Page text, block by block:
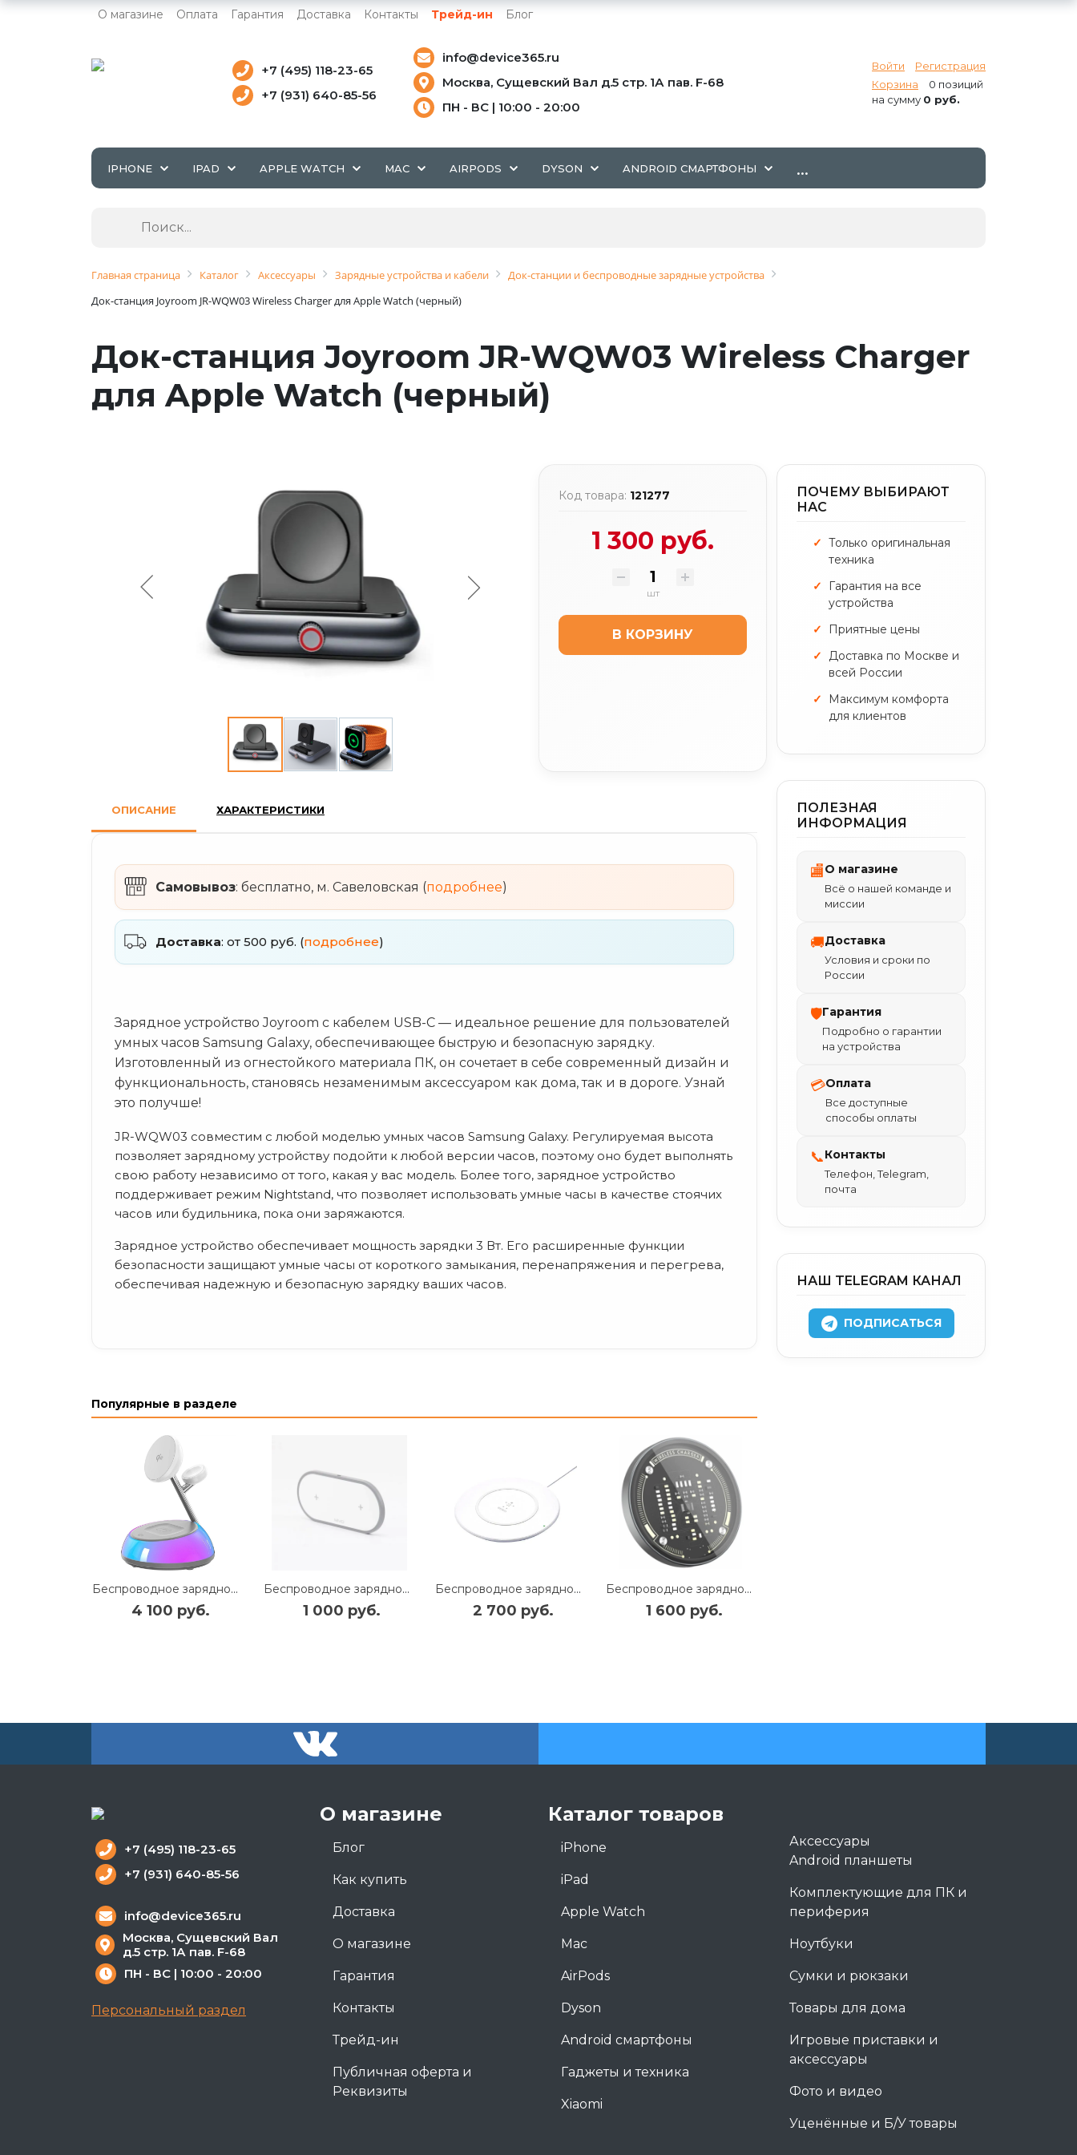
О магазине Оплата Гарантия Доставка Контакты Трейд-ин Блог
Войти
Регистрация
Корзина
0 позиций
на сумму 0 руб.
+7 (495) 118-23-65
+7 (931) 640-85-56
info@device365.ru
Москва, Сущевский Вал д.5 стр. 1А пав. F-68
ПН - ВС | 10:00 - 20:00
IPHONE IPAD APPLE WATCH MAC AIRPODS DYSON ANDROID СМАРТФОНЫ ...
Главная страница Каталог Аксессуары Зарядные устройства и кабели
Док-станции и беспроводные зарядные устройства
Док-станция Joyroom JR-WQW03 Wireless Charger для Apple Watch (черный)
Док-станция Joyroom JR-WQW03 Wireless Charger
для Apple Watch (черный)
Код товара: 121277
1 300 руб.
шт
В КОРЗИНУ
ОПИСАНИЕ ХАРАКТЕРИСТИКИ
Самовывоз: бесплатно, м. Савеловская (подробнее)
Доставка: от 500 руб. (подробнее)
Зарядное устройство Joyroom с кабелем USB-C — идеальное решение для пользователей
умных часов Samsung Galaxy, обеспечивающее быструю и безопасную зарядку.
Изготовленный из огнестойкого материала ПК, он сочетает в себе современный дизайн и
функциональность, становясь незаменимым аксессуаром как дома, так и в дороге. Узнай
это получше!
JR-WQW03 совместим с любой моделью умных часов Samsung Galaxy. Регулируемая высота
позволяет зарядному устройству подойти к любой версии часов, поэтому оно будет выполнять
свою работу независимо от того, какая у вас модель. Более того, зарядное устройство
поддерживает режим Nightstand, что позволяет использовать умные часы в качестве стоячих
часов или будильника, пока они заряжаются.
Зарядное устройство обеспечивает мощность зарядки 3 Вт. Его расширенные функции
безопасности защищают умные часы от короткого замыкания, перенапряжения и перегрева,
обеспечивая надежную и безопасную зарядку ваших часов.
Популярные в разделе
Беспроводное зарядное устройство WIWU Aurora15W 3 в 1 (Wi-W036) (белый)
4 100 руб.
Беспроводное зарядное устройство Mivo MW-02 2в1 Type-C 10W (White)
1 000 руб.
Беспроводное зарядное устройство Belkin Boost UP Wireless Charger 7.5W (White) (F7U027VFWHT)
2 700 руб.
Беспроводное зарядное устройство WIWU M17 Magnetic 15W для смартфона/AirPods (Black)
1 600 руб.
ПОЧЕМУ ВЫБИРАЮТ
НАС
Только оригинальная
техника
Гарантия на все
устройства
Приятные цены
Доставка по Москве и
всей России
Максимум комфорта
для клиентов
ПОЛЕЗНАЯ
ИНФОРМАЦИЯ
🏬О магазине
Всё о нашей команде и
миссии
🚚Доставка
Условия и сроки по
России
🛡Гарантия
Подробно о гарантии
на устройства
💳Оплата
Все доступные
способы оплаты
📞Контакты
Телефон, Telegram,
почта
НАШ TELEGRAM КАНАЛ
ПОДПИСАТЬСЯ
О магазине
Блог
Как купить
Доставка
О магазине
Гарантия
Контакты
Трейд-ин
Публичная оферта и
Реквизиты
Каталог товаров
iPhone
iPad
Apple Watch
Mac
AirPods
Dyson
Android смартфоны
Гаджеты и техника
Xiaomi
Аксессуары
Android планшеты
Комплектующие для ПК и
периферия
Ноутбуки
Сумки и рюкзаки
Товары для дома
Игровые приставки и
аксессуары
Фото и видео
Уценённые и Б/У товары
+7 (495) 118-23-65
+7 (931) 640-85-56
info@device365.ru
Москва, Сущевский Вал
д.5 стр. 1А пав. F-68
ПН - ВС | 10:00 - 20:00
Персональный раздел